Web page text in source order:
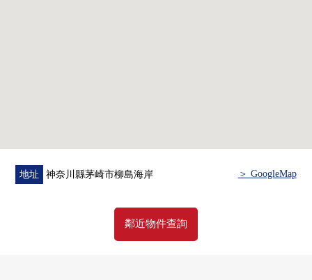
▼周邊環境
・BRANCH茅崎步行9分鐘(約650m)
■ 在找想要的家方面給予幫助的━━━━━・・・
地址 神奈川縣茅崎市柳島海岸 ＞ GoogleMap
鄰近物件查詢